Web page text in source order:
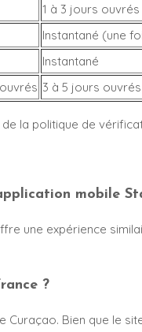
1 à 3 jours ouvrés
Instantané (une
Instantané
3 à 5 jours ouvrés
la politique de
mobile
une expérience
?
Curaçao. Bien que le